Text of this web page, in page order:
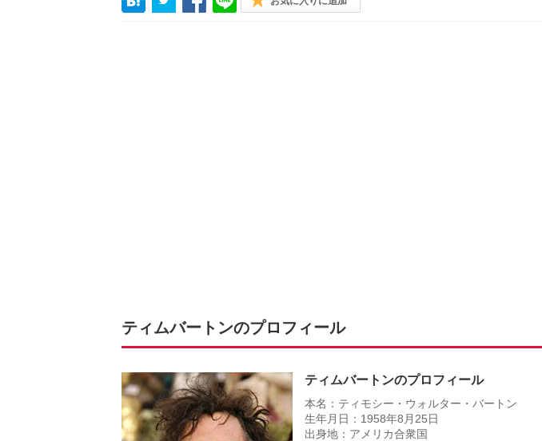
ティムバートンのプロフィール
ティムバートンのプロフィール
本名：ティモシー・ウォルター・バートン
生年月日：1958年8月25日
出身地：アメリカ合衆国